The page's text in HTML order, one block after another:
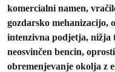
komercialni namen,
gozdarsko mehanizacijo,
intenzivna podjetja, nižja
neosvinčen bencin,
obremenjevanje okolja z